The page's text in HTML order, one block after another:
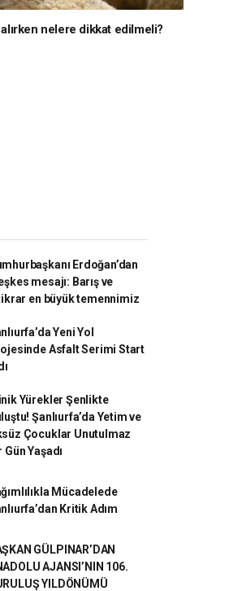
nelere dikkat edilmeli?
Erdoğan’dan
mesajı: Barış ve
en büyük temennimiz
Yeni Yol
Asfalt Serimi Start
Yürekler Şenlikte
Şanlıurfa’da Yetim ve
Çocuklar Unutulmaz
Gün Yaşadı
Mücadelede
Kritik Adım
GÜLPINAR’DAN
AJANSI’NIN 106.
YILDÖNÜMÜ